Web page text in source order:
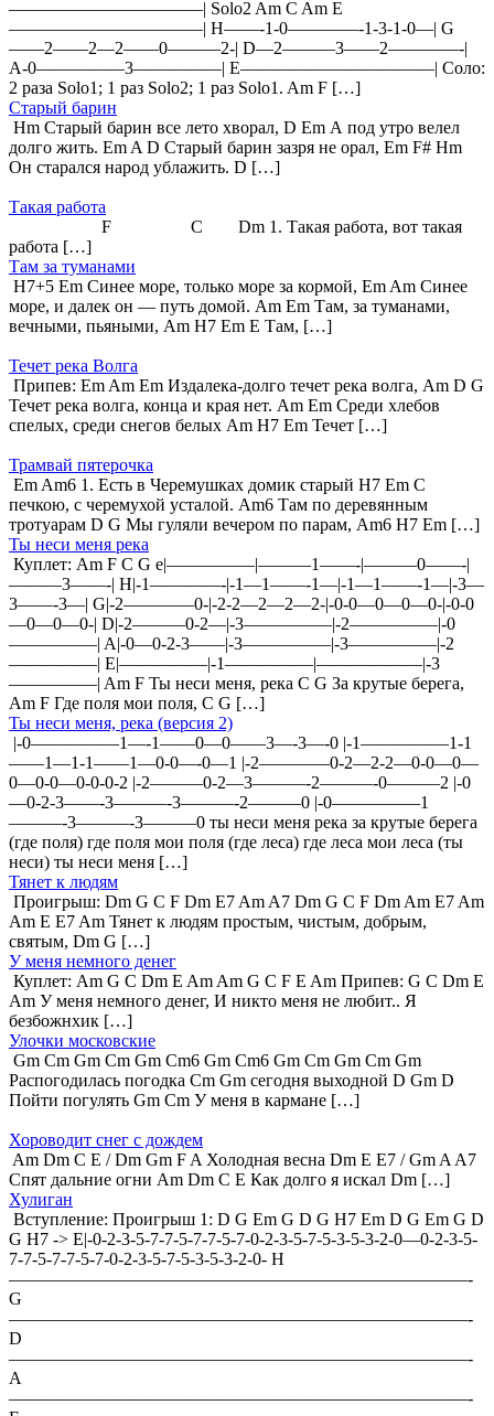
———————————| Solo2 Am C Am E
———————————| H——-1-0————-1-3-1-0—| G
——2——2—2——0———2-| D—2———3——2————-|
A-0—————3—————| E———————————| Соло:
2 раза Solo1; 1 раз Solo2; 1 раз Solo1. Am F […]
Старый барин
Hm Старый барин все лето хворал, D Em А под утро велел
долго жить. Em A D Старый барин зазря не орал, Em F# Hm
Он старался народ ублажить. D […]
Такая работа
F C Dm 1. Такая работа, вот такая
работа […]
Там за туманами
H7+5 Em Синее море, только море за кормой, Em Am Синее
море, и далек он — путь домой. Am Em Там, за туманами,
вечными, пьяными, Am H7 Em E Там, […]
Течет река Волга
Припев: Em Am Em Издалека-долго течет река волга, Am D G
Течет река волга, конца и края нет. Am Em Среди хлебов
спелых, среди снегов белых Am H7 Em Течет […]
Трамвай пятерочка
Em Am6 1. Есть в Черемушках домик старый H7 Em С
печкою, с черемухой усталой. Am6 Там по деревянным
тротуарам D G Мы гуляли вечером по парам, Am6 H7 Em […]
Ты неси меня река
Куплет: Am F C G e|—————|———1——-|———0——-|
———3——-| H|-1————-|-1—1——-1—|-1—1——-1—|-3—
3——-3—| G|-2————0-|-2-2—2—2—2-|-0-0—0—0—0-|-0-0
—0—0—0-| D|-2———0-2—|-3—————|-2—————|-0
—————| A|-0—0-2-3——|-3—————|-3—————|-2
—————| E|—————|-1—————|——————|-3
—————| Am F Ты неси меня, река C G За крутые берега,
Am F Где поля мои поля, C G […]
Ты неси меня, река (версия 2)
|-0—————1—-1——0—0——3—-3—-0 |-1—————1-1
——1—1-1——1—0-0—-0—1 |-2————0-2—2-2—0-0—0—
0—0-0—0-0-0-2 |-2———0-2—3———-2———-0———2 |-0
—0-2-3——-3———-3———-2———0 |-0—————1
———-3———-3———0 ты неси меня река за крутые берега
(где поля) где поля мои поля (где леса) где леса мои леса (ты
неси) ты неси меня […]
Тянет к людям
Проигрыш: Dm G C F Dm E7 Am A7 Dm G C F Dm Am E7 Am
Am E E7 Am Тянет к людям простым, чистым, добрым,
святым, Dm G […]
У меня немного денег
Куплет: Am G C Dm E Am Am G C F E Am Припев: G C Dm E
Am У меня немного денег, И никто меня не любит.. Я
безбожнхик […]
Улочки московские
Gm Cm Gm Cm Gm Cm6 Gm Cm6 Gm Cm Gm Cm Gm
Распогодилась погодка Cm Gm сегодня выходной D Gm D
Пойти погулять Gm Cm У меня в кармане […]
Хороводит снег с дождем
Am Dm C E / Dm Gm F A Холодная весна Dm E E7 / Gm A A7
Спят дальние огни Am Dm C E Как долго я искал Dm […]
Хулиган
Вступление: Проигрыш 1: D G Em G D G H7 Em D G Em G D
G H7 -> E|-0-2-3-5-7-7-5-7-7-5-7-0-2-3-5-7-5-3-5-3-2-0—0-2-3-5-
7-7-5-7-7-5-7-0-2-3-5-7-5-3-5-3-2-0- H
——————————————————————————-
G
——————————————————————————-
D
——————————————————————————-
A
——————————————————————————-